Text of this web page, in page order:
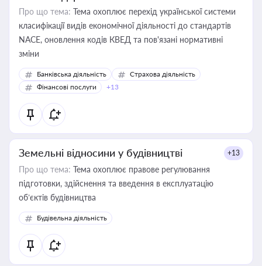
Про що тема: Тема охоплює перехід української системи
класифікації видів економічної діяльності до стандартів
NACE, оновлення кодів КВЕД та пов'язані нормативні
зміни
Банківська діяльність
Страхова діяльність
Фінансові послуги
+13
Земельні відносини у будівництві +13
Про що тема: Тема охоплює правове регулювання
підготовки, здійснення та введення в експлуатацію
об’єктів будівництва
Будівельна діяльність